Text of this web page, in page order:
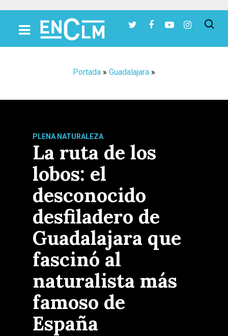
Portada » Guadalajara »
PLENA NATURALEZA
La ruta de los
lobos: el
desconocido
desfiladero de
Guadalajara que
fascinó al
naturalista más
famoso de
España